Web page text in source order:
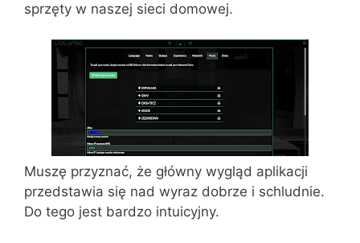
sprzęty w naszej sieci domowej.
Muszę przyznać, że główny wygląd aplikacji
przedstawia się nad wyraz dobrze i schludnie.
Do tego jest bardzo intuicyjny.